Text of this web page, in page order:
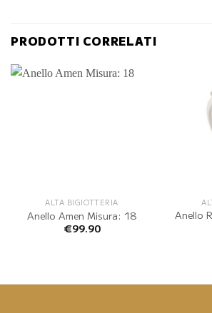
PRODOTTI CORRELATI
ALTA BIGIOTTERIA
Anello Amen Misura: 18
€99.90
Anello